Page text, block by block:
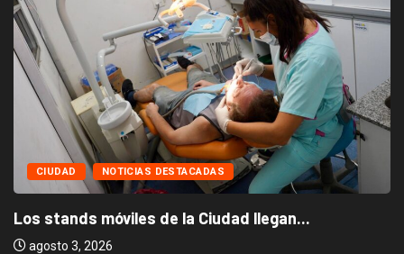
CIUDAD NOTICIAS DESTACADAS
Los stands móviles de la Ciudad llegan...
agosto 3, 2026